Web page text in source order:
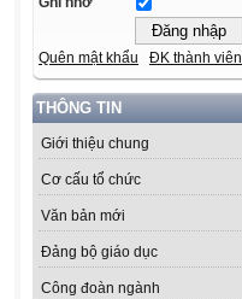
Quên mật khẩu ĐK thành viên
THÔNG TIN
Giới thiệu chung
Cơ cấu tổ chức
Văn bản mới
Đảng bộ giáo dục
Công đoàn ngành